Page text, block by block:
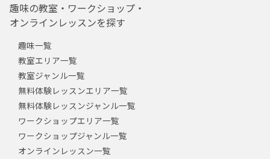
趣味の教室・ワークショップ・
オンラインレッスンを探す
趣味一覧
教室エリア一覧
教室ジャンル一覧
無料体験レッスンエリア一覧
無料体験レッスンジャンル一覧
ワークショップエリア一覧
ワークショップジャンル一覧
オンラインレッスン一覧